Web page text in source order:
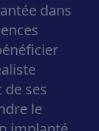
dans
ses
le